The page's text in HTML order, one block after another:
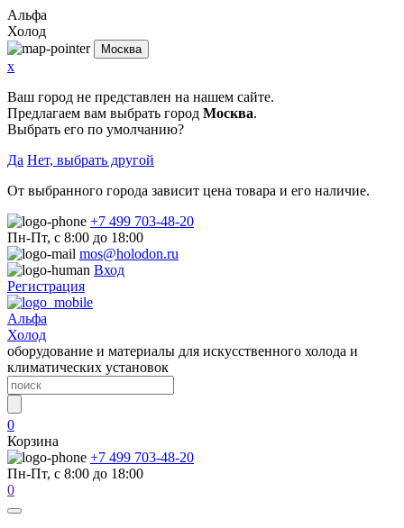
Альфа
Холод
Москва
x
Ваш город не представлен на нашем сайте.
Предлагаем вам выбрать город Москва.
Выбрать его по умолчанию?
Да Нет, выбрать другой
От выбранного города зависит цена товара и его наличие.
+7 499 703-48-20
Пн-Пт, с 8:00 до 18:00
mos@holodon.ru
Вход
Регистрация
Альфа
Холод
оборудование и материалы для искусственного холода и
климатических установок
0
Корзина
+7 499 703-48-20
Пн-Пт, с 8:00 до 18:00
0